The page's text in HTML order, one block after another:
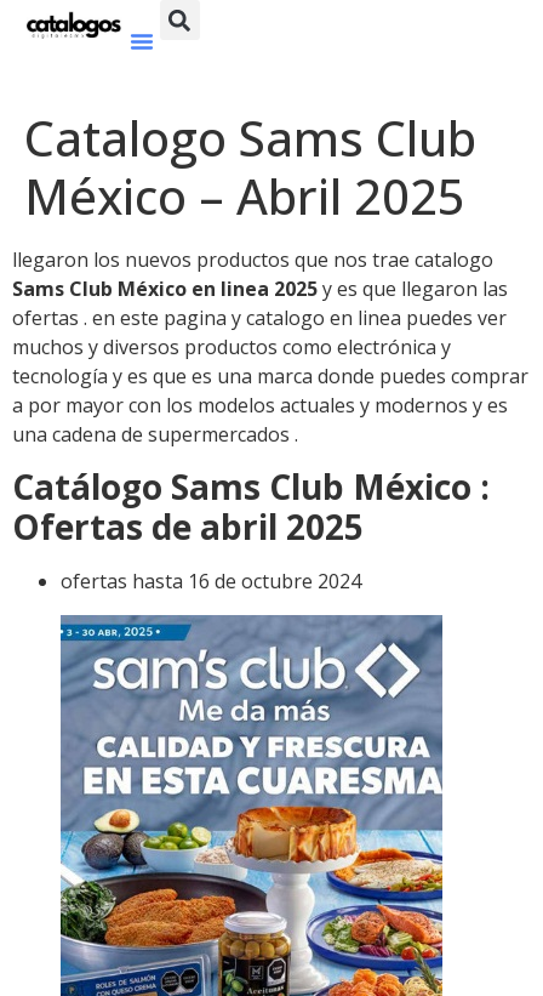
Catalogo Sams Club
México – Abril 2025
llegaron los nuevos productos que nos trae catalogo
Sams Club México en linea 2025y es que llegaron las
ofertas . en este pagina y catalogo en linea puedes ver
muchos y diversos productos como electrónica y
tecnología y es que es una marca donde puedes comprar
a por mayor con los modelos actuales y modernos y es
una cadena de supermercados .
Catálogo Sams Club México :
Ofertas de abril 2025
ofertas hasta 16 de octubre 2024